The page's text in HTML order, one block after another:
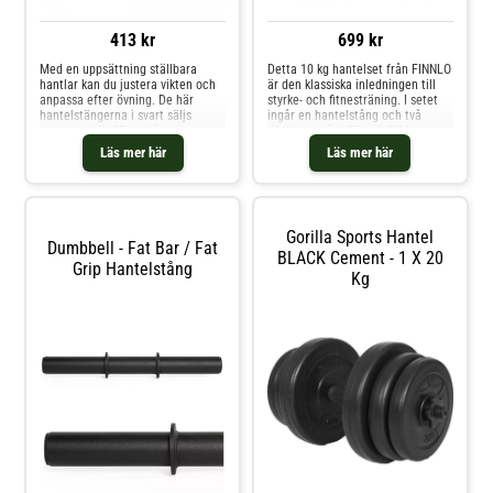
413 kr
Läs mer här
Med en uppsättning ställbara
hantlar kan du justera vikten och
anpassa efter övning. De här
hantelstängerna i svart säljs
parvis och är 35 cm långa.
699 kr
Läs mer här
Detta 10 kg hantelset från FINNLO
är den klassiska inledningen till
styrke- och fitnesträning. I setet
ingår en hantelstång och två
viktskivor på, 1,25 och 2,5 kg som
tillsammans utgör en vikt på 10
kg. Non-slipgreppet ger bästa
möjliga grepp och ett stjärnlås
Dumbbell - Fat Bar / Fat
Grip Hantelstång
Gorilla Sports Hantel
BLACK Cement - 1 X 20
Kg